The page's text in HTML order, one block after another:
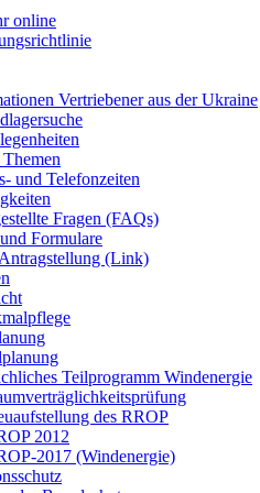
online
Vertriebener aus der Ukraine
und Telefonzeiten
Fragen (FAQs)
Formulare
(Link)
Teilprogramm Windenergie
des RROP
2012
2017 (Windenergie)